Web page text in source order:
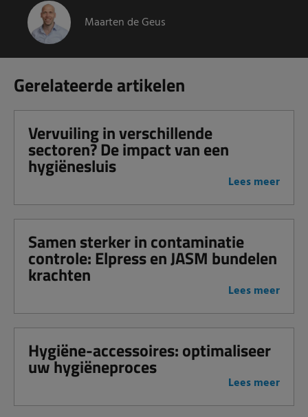
Maarten de Geus
Gerelateerde artikelen
Vervuiling in verschillende
sectoren? De impact van een
hygiënesluis
Lees meer
Samen sterker in contaminatie
controle: Elpress en JASM bundelen
krachten
Lees meer
Hygiëne-accessoires: optimaliseer
uw hygiëneproces
Lees meer